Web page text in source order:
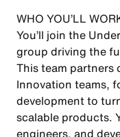
WHO YOU’LL
You’ll join the
group driving the
This team partners
Innovation teams,
development to
scalable products.
engineers, and